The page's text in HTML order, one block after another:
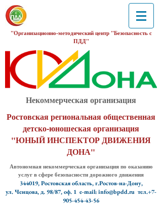
"Организационно-методический центр "Безопасность с
ПДД"
Некоммерческая организация
Ростовская региональная общественная
детско-юношеская организация
"ЮНЫЙ ИНСПЕКТОР ДВИЖЕНИЯ
ДОНА"
Автономная некоммерческая организация по оказанию
услуг в сфере безопасности дорожного движения
344019, Ростовская область, г.Ростов-на-Дону,
ул. Ченцова, д. 98/87, оф. 1 e-mail: info@bpdd.ru тел.+7-
905-454-43-56